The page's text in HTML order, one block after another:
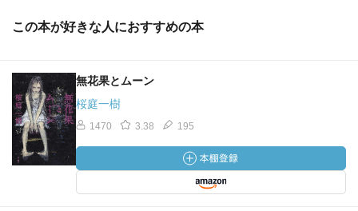
この本が好きな人におすすめの本
無花果とムーン
桜庭一樹
1470 3.38 195